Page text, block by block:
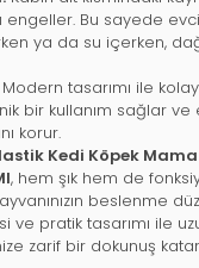
engeller. Bu sayede
ya da su içerken,
Modern tasarımı ile
bir kullanım sağlar ve
korur.
Kedi Köpek Mama
, hem şık hem de
beslenme
ve pratik tasarımı ile
zarif bir dokunuş